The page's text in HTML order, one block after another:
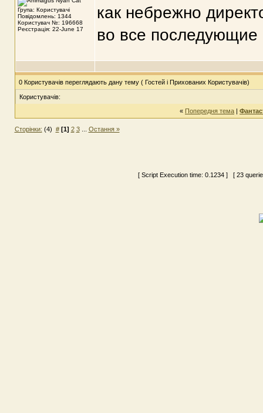
Група: Користувачі
Повідомлень: 1344
Користувач №: 196668
Реєстрація: 22-June 17
как небрежно
во все последующие
0 Користувачів переглядають дану тему ( Гостей і Прихованих Користувачів)
Користувачів:
« Попередня тема |
Сторінки: (4) # [1] 2 3... Остання »
[ Script Execution time: 0.1234 ] [ 23